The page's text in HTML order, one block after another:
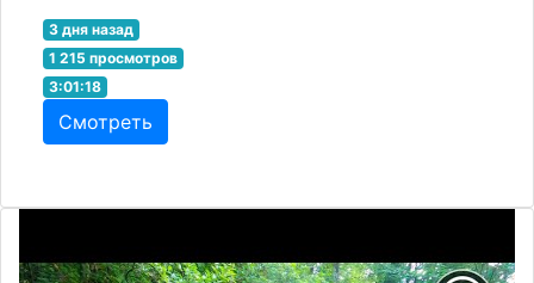
3 дня назад
1 215 просмотров
3:01:18
Смотреть